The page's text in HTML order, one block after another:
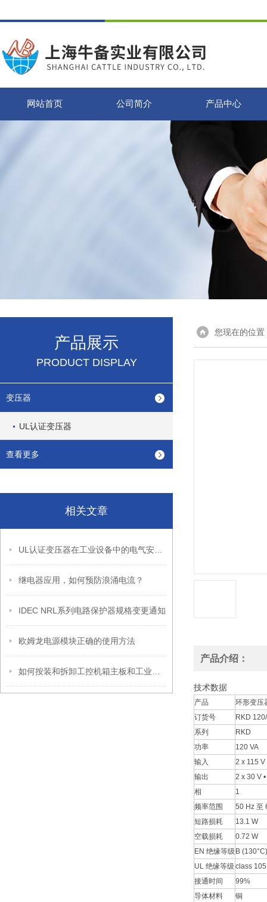
网站首页 公司简介 产品中心
产品展示
PRODUCT DISPLAY
变压器
UL认证变压器
查看更多
相关文章
继电器应用，如何预防浪涌电流？
IDEC NRL系列电路保护器规格变更通知
欧姆龙电源模块正确的使用方法
您现在的位置
产品介绍：
技术数据
产品
环形变压
订货号
RKD
系列
RKD
功率
120 VA
输入
2 x 115 V
输出
2 x 30 V
相
1
频率范围
50 Hz 至
短路损耗
13.1 W
空载损耗
0.72 W
EN 绝缘等级 B (130°C)
UL 绝缘等级 class 105
接通时间
99%
导体材料
铜